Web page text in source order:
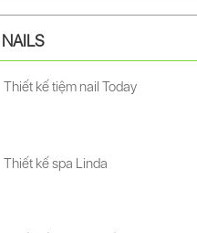
Thiết kế tiệm nail Today
Thiết kế spa Linda